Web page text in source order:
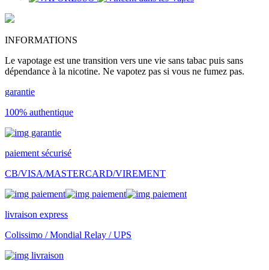
INFORMATIONS
Le vapotage est une transition vers une vie sans tabac puis sans
dépendance à la nicotine. Ne vapotez pas si vous ne fumez pas.
garantie
100% authentique
paiement sécurisé
CB/VISA/MASTERCARD/VIREMENT
livraison express
Colissimo / Mondial Relay / UPS